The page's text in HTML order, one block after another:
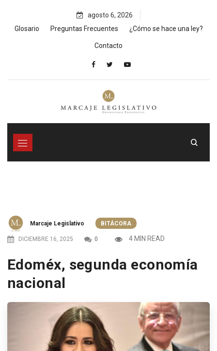
content
agosto 6, 2026
Glosario
Preguntas Frecuentes ¿Cómo se hace una ley?
Contacto
Marcaje Legislativo BITÁCORA
DICIEMBRE 16, 2025 0 4 MIN READ
Edoméx, segunda economía
nacional